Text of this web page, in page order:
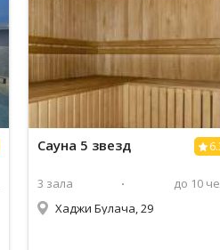
Сауна 5 звезд
3 зала
до 10
Хаджи Булача, 29